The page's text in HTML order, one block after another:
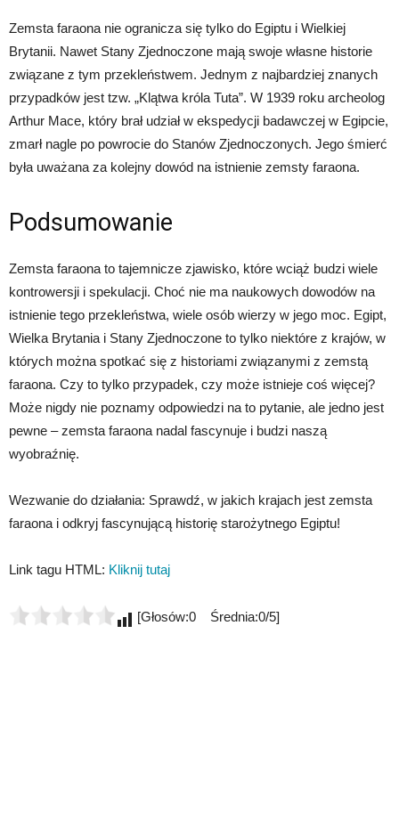
Zemsta faraona nie ogranicza się tylko do Egiptu i Wielkiej
Brytanii. Nawet Stany Zjednoczone mają swoje własne historie
związane z tym przekleństwem. Jednym z najbardziej znanych
przypadków jest tzw. „Klątwa króla Tuta”. W 1939 roku archeolog
Arthur Mace, który brał udział w ekspedycji badawczej w Egipcie,
zmarł nagle po powrocie do Stanów Zjednoczonych. Jego śmierć
była uważana za kolejny dowód na istnienie zemsty faraona.
Podsumowanie
Zemsta faraona to tajemnicze zjawisko, które wciąż budzi wiele
kontrowersji i spekulacji. Choć nie ma naukowych dowodów na
istnienie tego przekleństwa, wiele osób wierzy w jego moc. Egipt,
Wielka Brytania i Stany Zjednoczone to tylko niektóre z krajów, w
których można spotkać się z historiami związanymi z zemstą
faraona. Czy to tylko przypadek, czy może istnieje coś więcej?
Może nigdy nie poznamy odpowiedzi na to pytanie, ale jedno jest
pewne – zemsta faraona nadal fascynuje i budzi naszą
wyobraźnię.
Wezwanie do działania: Sprawdź, w jakich krajach jest zemsta
faraona i odkryj fascynującą historię starożytnego Egiptu!
Link tagu HTML: Kliknij tutaj
[Głosów:0 Średnia:0/5]